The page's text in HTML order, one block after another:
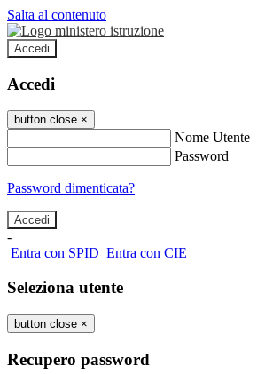
Salta al contenuto
Accedi
Accedi
button close ×
Nome Utente
Password
Password dimenticata?
-
Entra con SPID Entra con CIE
Seleziona utente
button close ×
Recupero password